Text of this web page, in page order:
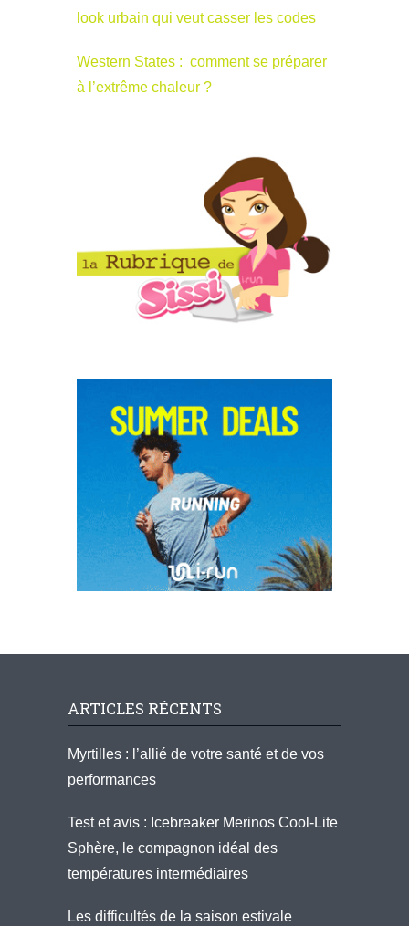
look urbain qui veut casser les codes
Western States : comment se préparer
à l’extrême chaleur ?
ARTICLES RÉCENTS
Myrtilles : l’allié de votre santé et de vos
performances
Test et avis : Icebreaker Merinos Cool-Lite
Sphère, le compagnon idéal des
températures intermédiaires
Les difficultés de la saison estivale